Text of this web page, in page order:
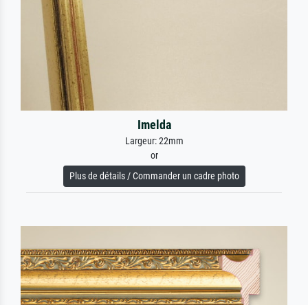
Imelda
Largeur: 22mm
or
Plus de détails / Commander un cadre photo